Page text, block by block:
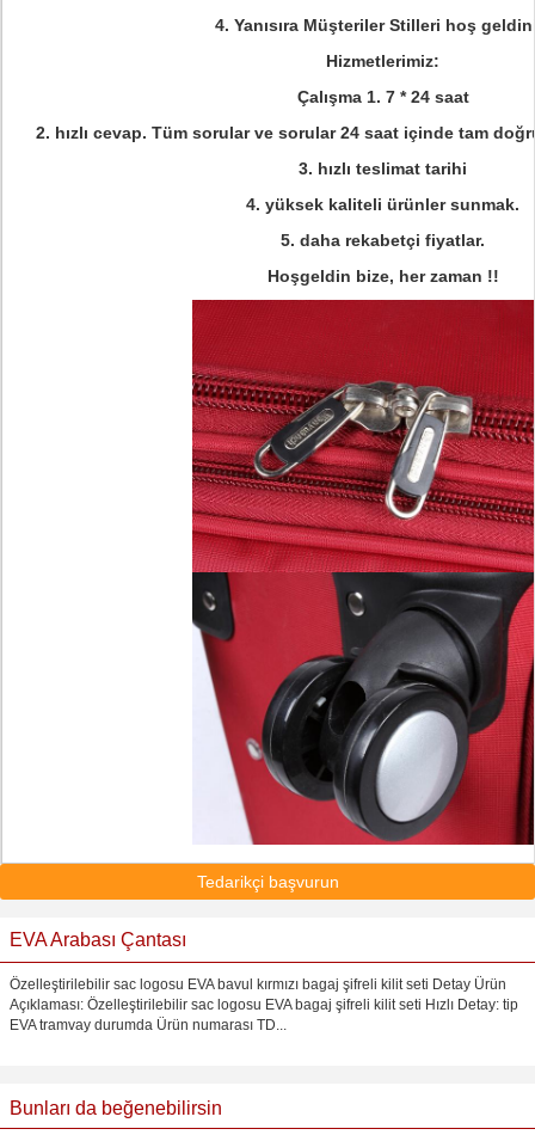
4. Yanısıra Müşteriler Stilleri hoş
Hizmetlerimiz:
Çalışma 1. 7 * 24 saat
2. hızlı cevap. Tüm sorular ve sorular 24 saat içinde tam
3. hızlı teslimat tarihi
4. yüksek kaliteli ürünler sunmak.
5. daha rekabetçi fiyatlar.
Hoşgeldin bize, her zaman !!
Tedarikçi başvurun
EVA Arabası Çantası
Özelleştirilebilir sac logosu EVA bavul kırmızı bagaj şifreli kilit seti Detay Ürün
Açıklaması: Özelleştirilebilir sac logosu EVA bagaj şifreli kilit seti Hızlı Detay: tip
EVA tramvay durumda Ürün numarası TD...
Bunları da beğenebilirsin